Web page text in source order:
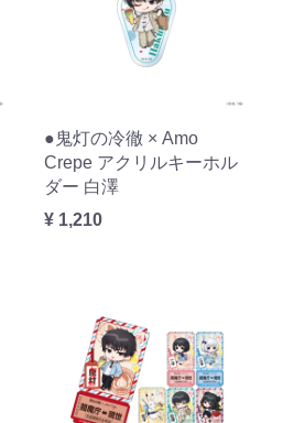
●鬼灯の冷徹 × Amo
Crepe アクリルキーホル
ダー 白澤
¥ 1,210